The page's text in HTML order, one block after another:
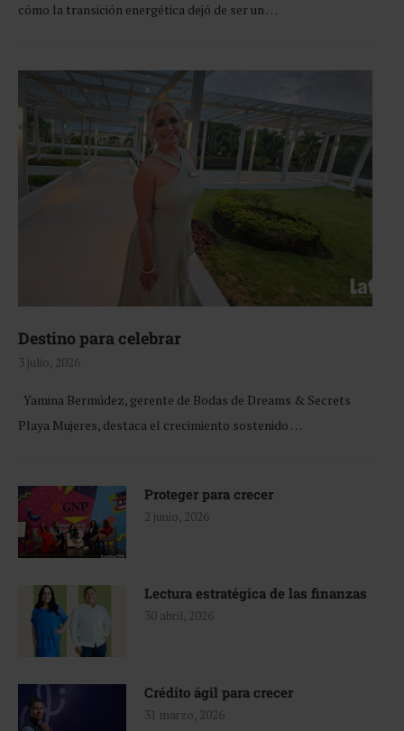
cómo la transición energética dejó de ser un …
Destino para celebrar
3 julio, 2026
Yamina Bermúdez, gerente de Bodas de Dreams & Secrets
Playa Mujeres, destaca el crecimiento sostenido …
Proteger para crecer
2 junio, 2026
Lectura estratégica de las finanzas
30 abril, 2026
Crédito ágil para crecer
31 marzo, 2026